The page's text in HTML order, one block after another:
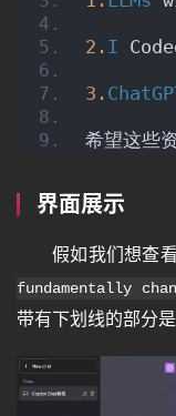
2. I
3.
希望这些
界面展示
假如我们想查
fundamentally
带有下划线的部分